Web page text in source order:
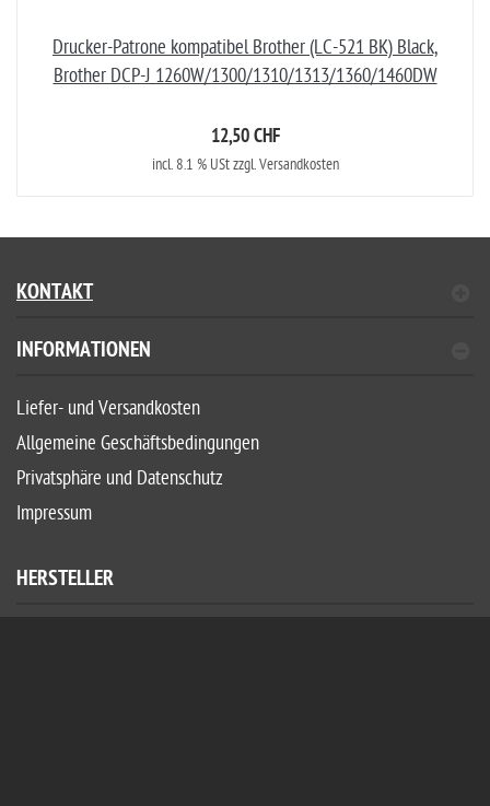
Drucker-Patrone kompatibel Brother (LC-521 BK) Black,
Brother DCP-J 1260W/1300/1310/1313/1360/1460DW
12,50 CHF
incl. 8.1 % USt zzgl. Versandkosten
KONTAKT
INFORMATIONEN
Liefer- und Versandkosten
Allgemeine Geschäftsbedingungen
Privatsphäre und Datenschutz
Impressum
HERSTELLER